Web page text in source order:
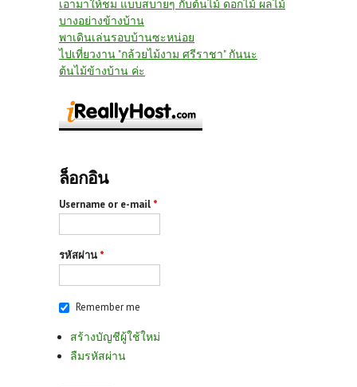
เอามาให้ชม แบบสบายๆ กับต้นไม้ ดอกไม้ ผลไม้
บางอย่างข้างบ้าน
พาเดินเล่นรอบบ้านซะหน่อย
ไปเที่ยวงาน "กล้วยไม้งาม ศรีราชา" กันนะ
ต้นไม้ข้างบ้าน ค่ะ
ล็อกอิน
Username or e-mail *
รหัสผ่าน *
Remember me
สร้างบัญชีผู้ใช้ใหม่
ลืมรหัสผ่าน